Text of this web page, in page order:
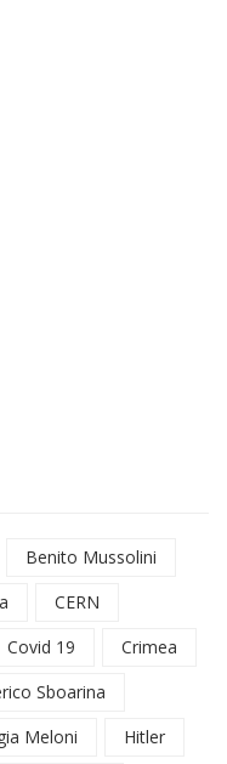
Benito Mussolini
CERN
Covid 19
Crimea
Sboarina
Meloni
Hitler